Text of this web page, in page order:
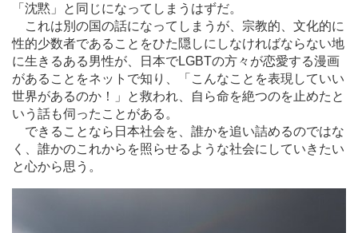
「沈黙」と同じになってしまうはずだ。
これは別の国の話になってしまうが、宗教的、文化的に
性的少数者であることをひた隠しにしなければならない地
に生きるある男性が、日本でLGBTの方々が恋愛する漫画
があることをネットで知り、「こんなことを表現していい
世界があるのか！」と救われ、自ら命を絶つのを止めたと
いう話も伺ったことがある。
できることなら日本社会を、誰かを追い詰めるのではな
く、誰かのこれからを照らせるような社会にしていきたい
と心から思う。